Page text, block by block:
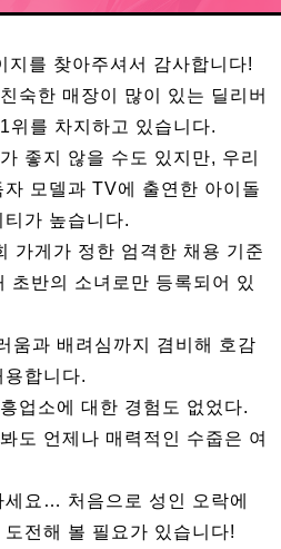
를 찾아주셔서 감사합니다!
숙한 매장이 많이 있는 딜리버
위를 차지하고 있습니다.
좋지 않을 수도 있지만, 우리
모델과 TV에 출연한 아이돌
가 높습니다.
가게가 정한 엄격한 채용 기준
초반의 소녀로만 등록되어 있
움과 배려심까지 겸비해 호감
합니다.
업소에 대한 경험도 없었다.
도 언제나 매력적인 수줍은 여
요… 처음으로 성인 오락에
전해 볼 필요가 있습니다!